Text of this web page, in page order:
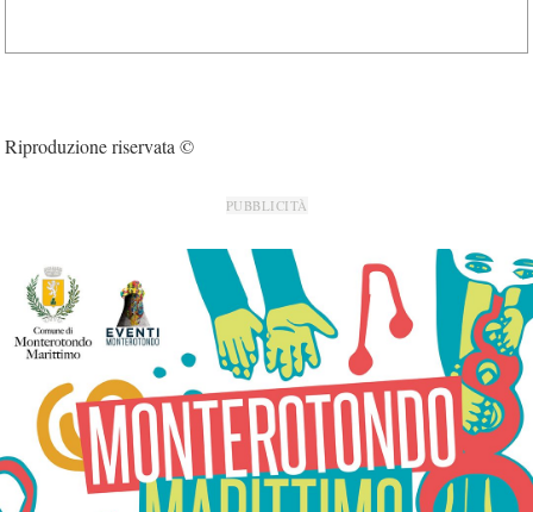
Riproduzione riservata ©
PUBBLICITÀ